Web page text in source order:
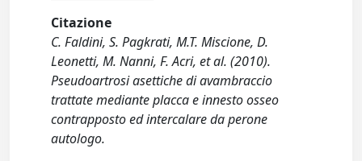
Citazione
C. Faldini, S. Pagkrati, M.T. Miscione, D.
Leonetti, M. Nanni, F. Acri, et al. (2010).
Pseudoartrosi asettiche di avambraccio
trattate mediante placca e innesto osseo
contrapposto ed intercalare da perone
autologo.